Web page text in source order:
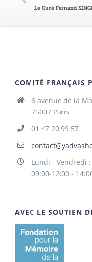
Le Curé Fernand
COMITÉ FRANÇAIS
6 avenue de la
75007 Paris
01 47 20 99 57
Lundi - Vendredi :
09:00-12:00 -
AVEC LE SOUTIEN